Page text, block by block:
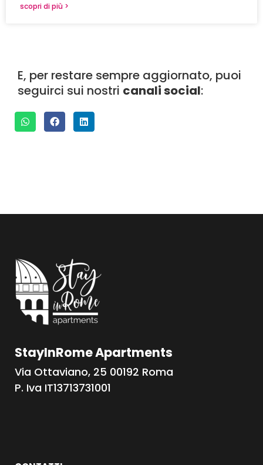
scopri di più >
E, per restare sempre aggiornato, puoi
seguirci sui nostri canali social:
StayInRome Apartments
Via Ottaviano, 25 00192 Roma
P. Iva IT13713731001